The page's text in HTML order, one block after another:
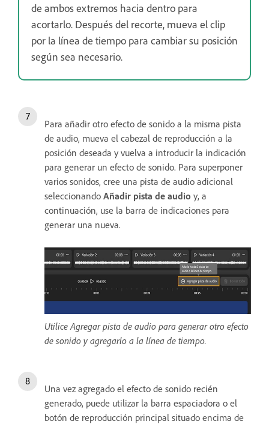
de ambos extremos hacia dentro para
acortarlo. Después del recorte, mueva el clip
por la línea de tiempo para cambiar su posición
según sea necesario.
Para añadir otro efecto de sonido a la misma pista
de audio, mueva el cabezal de reproducción a la
posición deseada y vuelva a introducir la indicación
para generar un efecto de sonido. Para superponer
varios sonidos, cree una pista de audio adicional
seleccionando Añadir pista de audio y, a
continuación, use la barra de indicaciones para
generar una nueva.
Utilice Agregar pista de audio para generar otro efecto
de sonido y agregarlo a la línea de tiempo.
Una vez agregado el efecto de sonido recién
generado, puede utilizar la barra espaciadora o el
botón de reproducción principal situado encima de